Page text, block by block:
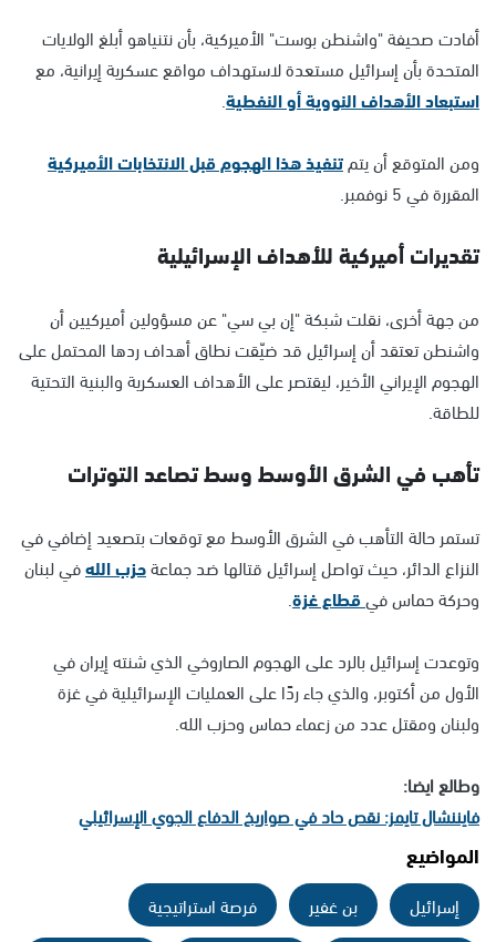
أفادت صحيفة "واشنطن بوست" الأميركية، بأن نتنياهو أبلغ الولايات
المتحدة بأن إسرائيل مستعدة لاستهداف مواقع عسكرية إيرانية، مع
استبعاد الأهداف النووية أو النفطية.
ومن المتوقع أن يتمتنفيذ هذا الهجوم قبل الانتخابات الأميركية
المقررة في 5 نوفمبر.
تقديرات أميركية للأهداف الإسرائيلية
من جهة أخرى، نقلت شبكة "إن بي سي" عن مسؤولين أميركيين أن
واشنطن تعتقد أن إسرائيل قد ضيّقت نطاق أهداف ردها المحتمل على
الهجوم الإيراني الأخير، ليقتصر على الأهداف العسكرية والبنية التحتية
للطاقة.
تأهب في الشرق الأوسط وسط تصاعد التوترات
تستمر حالة التأهب في الشرق الأوسط مع توقعات بتصعيد إضافي في
النزاع الدائر، حيث تواصل إسرائيل قتالها ضد جماعةحزب اللهفي لبنان
وحركة حماس فيقطاع غزة.
وتوعدت إسرائيل بالرد على الهجوم الصاروخي الذي شنته إيران في
الأول من أكتوبر، والذي جاء ردًا على العمليات الإسرائيلية في غزة
ولبنان ومقتل عدد من زعماء حماس وحزب الله.
وطالع ايضا:
فايننشال تايمز: نقص حاد في صواريخ الدفاع الجوي الإسرائيلي
المواضيع
إسرائيل بن غفير
فرصة استراتيجية